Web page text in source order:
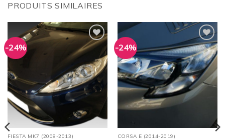
PRODUITS SIMILAIRES
-24%
Ajouter
wishlist
FIESTA MK7 (2008-2013)
-24%
Ajouter
à la
wishlist
CORSA E (2014-2019)